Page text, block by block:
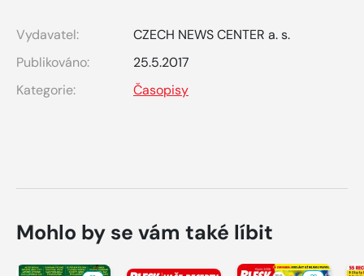
Vydavatel:
CZECH NEWS CENTER a. s.
Publikováno:
25.5.2017
Kategorie:
Časopisy
Mohlo by se vám také líbit